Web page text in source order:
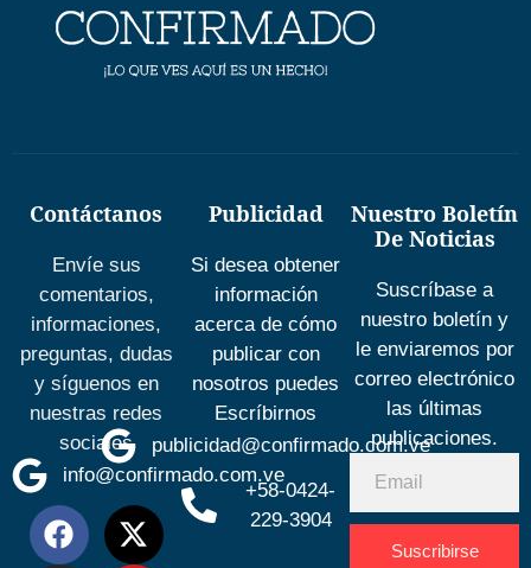
Contáctanos
Envíe sus
comentarios,
informaciones,
preguntas, dudas
y síguenos en
nuestras redes
sociales
info@confirmado.com.ve
Publicidad
Si desea obtener
información
acerca de cómo
publicar con
nosotros puedes
Escríbirnos
publicidad@confirmado.com.ve
+58-0424-
229-3904
Nuestro Boletín
De Noticias
Suscríbase a
nuestro boletín y
le enviaremos por
correo electrónico
las últimas
publicaciones.
Suscribirse